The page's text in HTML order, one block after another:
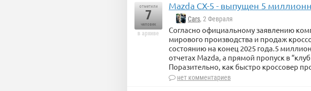
отметили
7
человек
в архиве
Mazda CX-5 - выпущен 5
Cars, 2 Февраля
Согласно официальному заявлению
мирового производства и продаж
состоянию на конец 2025 года.5
отчетах Mazda, а прямой пропуск в
Поразительно, как быстро кроссовер
нет комментариев